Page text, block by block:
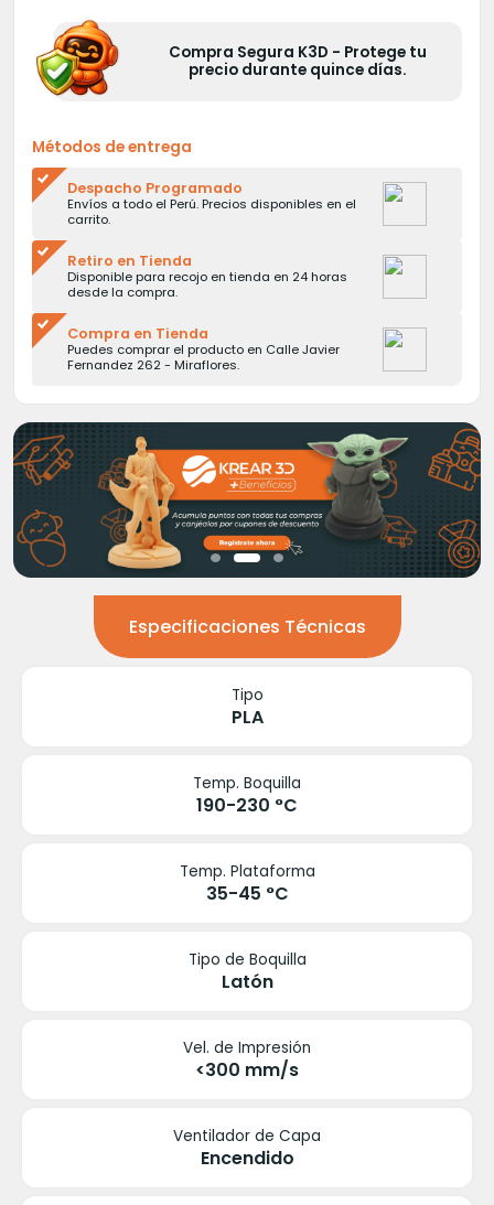
Compra Segura K3D - Protege tu
precio durante quince días.
Métodos de entrega
Despacho Programado
Envíos a todo el Perú. Precios disponibles en el
carrito.
Retiro en Tienda
Disponible para recojo en tienda en 24 horas
desde la compra.
Compra en Tienda
Puedes comprar el producto en Calle Javier
Fernandez 262 - Miraflores.
Especificaciones Técnicas
Tipo
PLA
Temp. Boquilla
190-230 °C
Temp. Plataforma
35-45 °C
Tipo de Boquilla
Latón
Vel. de Impresión
<300 mm/s
Ventilador de Capa
Encendido